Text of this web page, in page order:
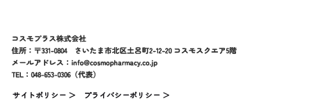
サイトポリシー ＞ プライバシーポリシー ＞